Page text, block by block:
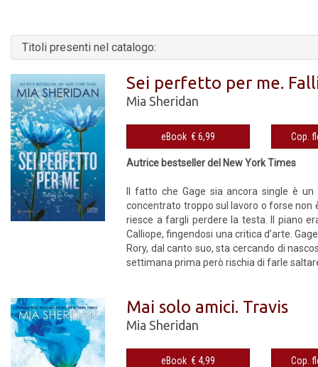
Titoli presenti nel catalogo:
Sei perfetto per me.
Mia Sheridan
eBook € 6,99
Autrice bestseller del New York Times
Il fatto che Gage sia ancora single è
concentrato troppo sul lavoro o forse non
riesce a fargli perdere la testa. Il piano
Calliope, fingendosi una critica d’arte.
Rory, dal canto suo, sta cercando di
settimana prima però rischia di farle
Mai solo amici. Travis
Mia Sheridan
eBook € 4,99